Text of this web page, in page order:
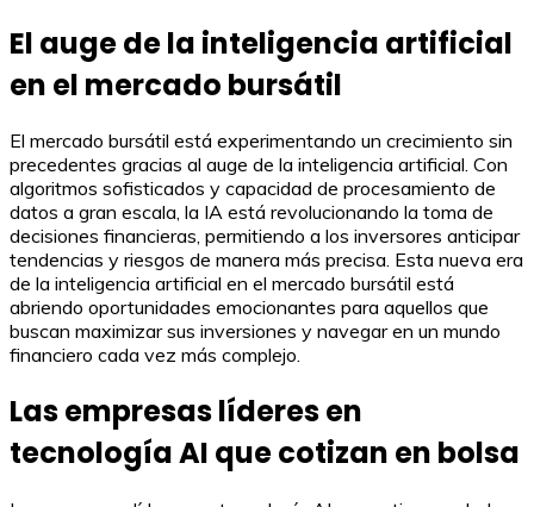
El auge de la inteligencia artificial
en el mercado bursátil
El mercado bursátil está experimentando un crecimiento sin
precedentes gracias al auge de la inteligencia artificial. Con
algoritmos sofisticados y capacidad de procesamiento de
datos a gran escala, la IA está revolucionando la toma de
decisiones financieras, permitiendo a los inversores anticipar
tendencias y riesgos de manera más precisa. Esta nueva era
de la inteligencia artificial en el mercado bursátil está
abriendo oportunidades emocionantes para aquellos que
buscan maximizar sus inversiones y navegar en un mundo
financiero cada vez más complejo.
Las empresas líderes en
tecnología AI que cotizan en bolsa